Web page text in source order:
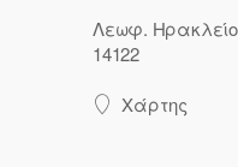
Λεωφ.
14122
Χάρτης